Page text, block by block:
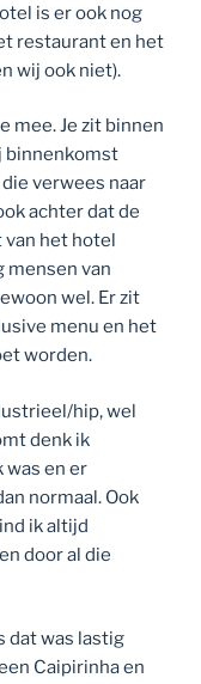
is er ook nog
restaurant en het
wij ook niet).
mee. Je zit binnen
binnenkomst
verwees naar
achter dat de
van het hotel
mensen van
wel. Er zit
menu en het
worden.
hip, wel
denk ik
was en er
normaal. Ook
ik altijd
door al die
dat was lastig
Caipirinha en